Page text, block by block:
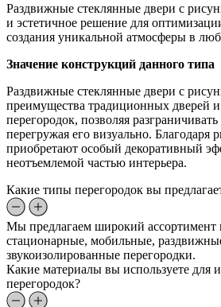
Раздвижные стеклянные двери с
и эстетичное решение для
создания уникальной атмосферы в
Значение конструкций данного типа
Раздвижные стеклянные двери с
преимущества традиционных дверей
перегородок, позволяя
перегружая его визуально. Благодаря
приобретают особый декоративный
неотъемлемой частью интерьера.
Какие типы перегородок вы
Мы предлагаем широкий ассортимент
стационарные, мобильные,
звукоизолированные перегородки.
Какие материалы вы используете для
перегородок?